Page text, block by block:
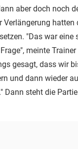
aber doch noch
Verlängerung hatten
"Das war eine
meinte
gesagt, dass wir
und dann wieder
Dann steht die